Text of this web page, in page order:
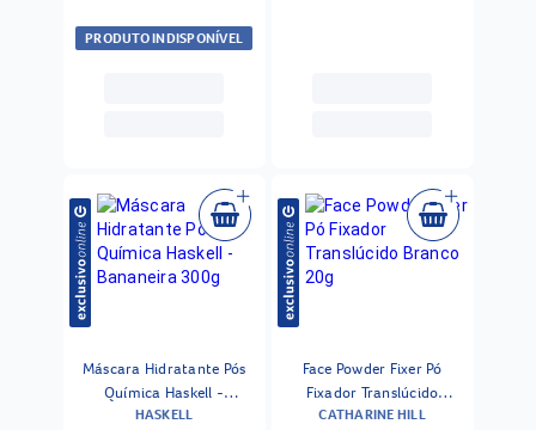
PRODUTO INDISPONÍVEL
Máscara Hidratante Pós
Química Haskell -
Bananeira 300g
HASKELL
Face Powder Fixer Pó
Fixador Translúcido
Branco 20g
CATHARINE HILL